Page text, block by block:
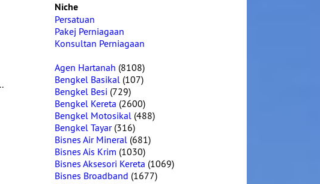
Niche
Persatuan
Pakej Perniagaan
Konsultan Perniagaan
Agen Hartanah (8108)
Bengkel Basikal (107)
Bengkel Besi (729)
Bengkel Kereta (2600)
Bengkel Motosikal (488)
Bengkel Tayar(316)
Bisnes Air Mineral (681)
Bisnes Ais Krim (1030)
Bisnes Aksesori Kereta (1069)
Bisnes Broadband (1677)